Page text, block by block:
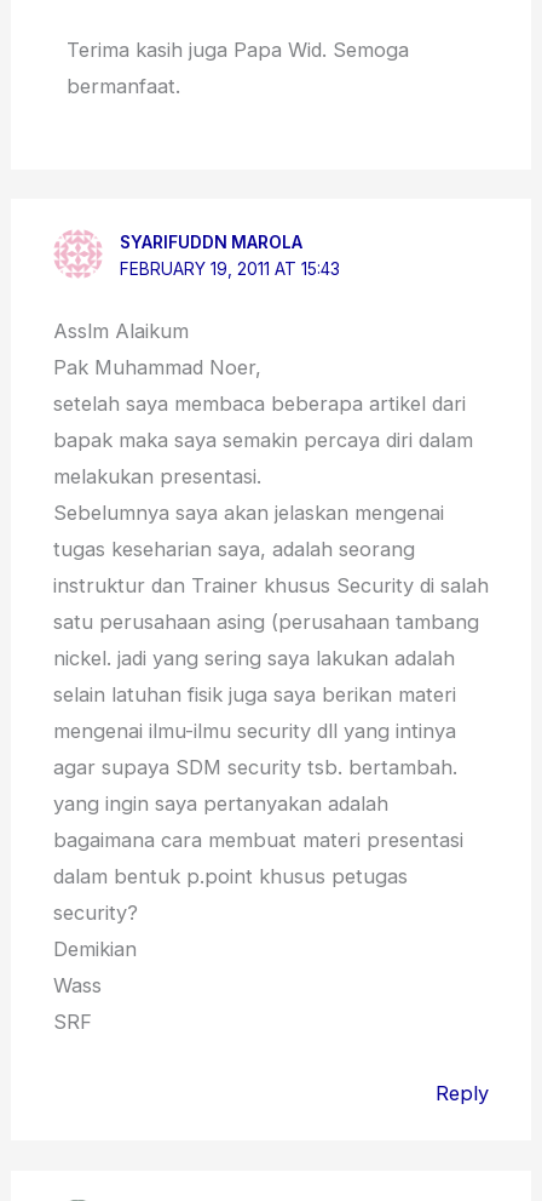
Terima kasih juga Papa Wid. Semoga
bermanfaat.
SYARIFUDDN MAROLA
FEBRUARY 19, 2011 AT 15:43
Asslm Alaikum
Pak Muhammad Noer,
setelah saya membaca beberapa artikel dari
bapak maka saya semakin percaya diri dalam
melakukan presentasi.
Sebelumnya saya akan jelaskan mengenai
tugas keseharian saya, adalah seorang
instruktur dan Trainer khusus Security di salah
satu perusahaan asing (perusahaan tambang
nickel. jadi yang sering saya lakukan adalah
selain latuhan fisik juga saya berikan materi
mengenai ilmu-ilmu security dll yang intinya
agar supaya SDM security tsb. bertambah.
yang ingin saya pertanyakan adalah
bagaimana cara membuat materi presentasi
dalam bentuk p.point khusus petugas
security?
Demikian
Wass
SRF
Reply